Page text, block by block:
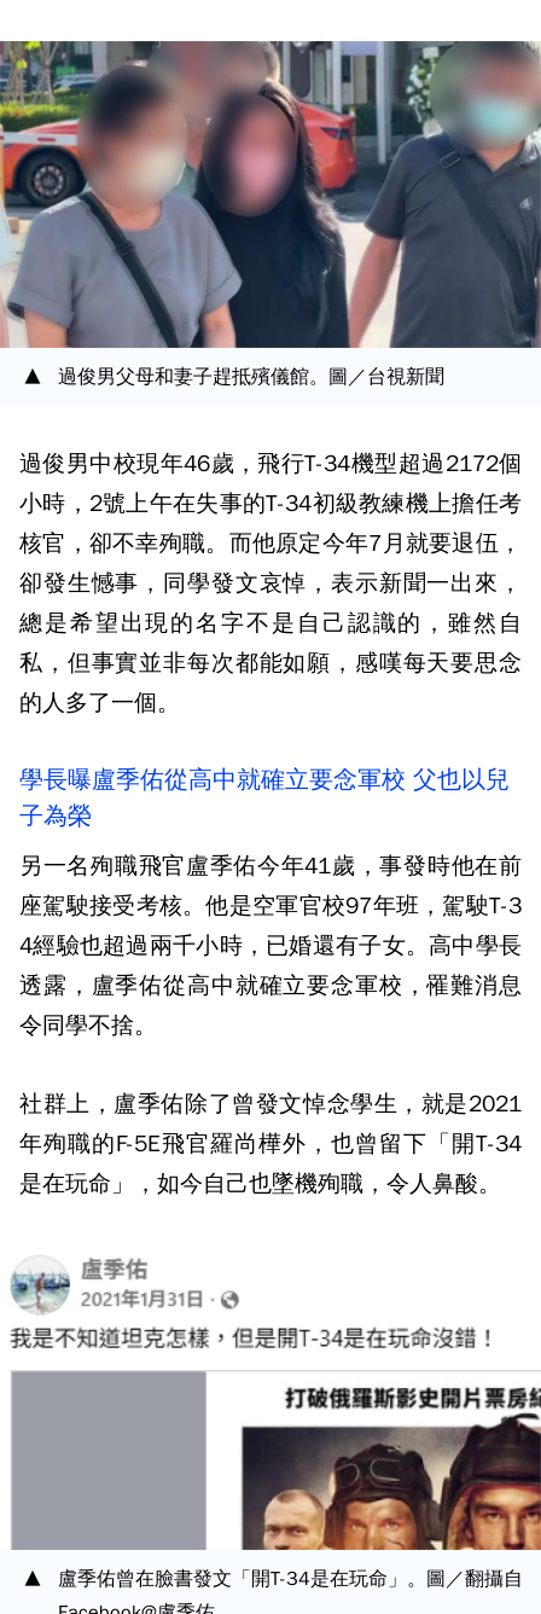
過俊男父母和妻子趕抵殯儀館。圖／台視新聞
過俊男中校現年46歲，飛行T-34機型超過2172個
小時，2號上午在失事的T-34初級教練機上擔任考
核官，卻不幸殉職。而他原定今年7月就要退伍，
卻發生憾事，同學發文哀悼，表示新聞一出來，
總是希望出現的名字不是自己認識的，雖然自
私，但事實並非每次都能如願，感嘆每天要思念
的人多了一個。
學長曝盧季佑從高中就確立要念軍校 父也以兒
子為榮
另一名殉職飛官盧季佑今年41歲，事發時他在前
座駕駛接受考核。他是空軍官校97年班，駕駛T-3
4經驗也超過兩千小時，已婚還有子女。高中學長
透露，盧季佑從高中就確立要念軍校，罹難消息
令同學不捨。
社群上，盧季佑除了曾發文悼念學生，就是2021
年殉職的F-5E飛官羅尚樺外，也曾留下「開T-34
是在玩命」，如今自己也墜機殉職，令人鼻酸。
盧季佑曾在臉書發文「開T-34是在玩命」。圖／翻攝自